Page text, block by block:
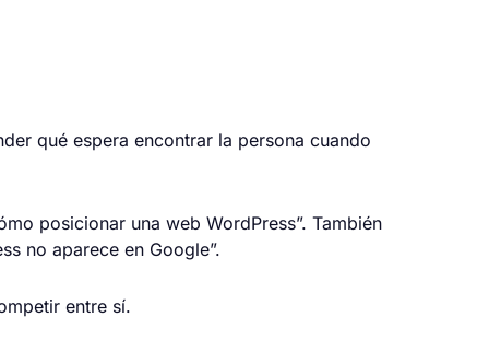
qué espera encontrar la persona cuando
posicionar una web WordPress”. También
no aparece en Google”.
entre sí.